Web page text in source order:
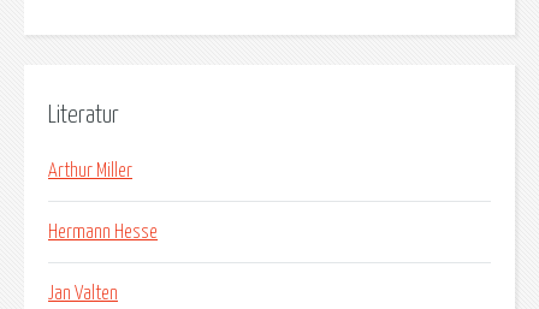
Literatur
Arthur Miller
Hermann Hesse
Jan Valten